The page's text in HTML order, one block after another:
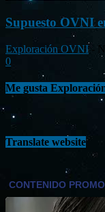
Supuesto OVNI
Exploración OVNI -
0
Me gusta
Translate website